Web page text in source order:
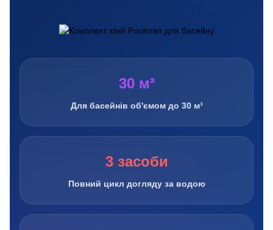
30 м³
Для басейнів об'ємом до 30 м³
3 засоби
Повний цикл догляду за водою